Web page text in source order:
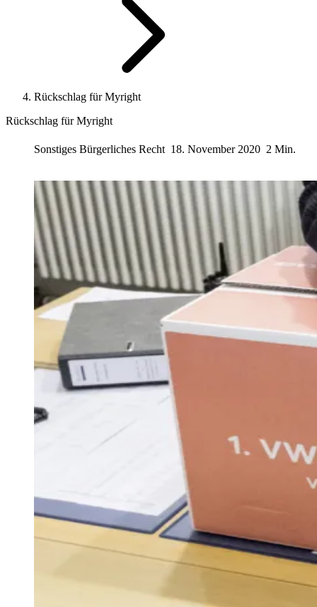
Rückschlag für Myright
Rückschlag für Myright
Sonstiges Bürgerliches Recht 18. November 2020 2 Min.